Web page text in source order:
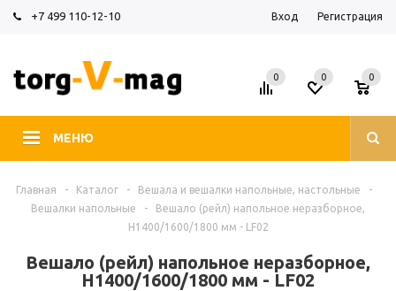
+7 499 110-12-10 Вход Регистрация
МЕНЮ
0 0
0
Главная - Каталог - Вешала и вешалки напольные, настольные
-
Вешалки напольные
-
Вешало (рейл) напольное неразборное,
H1400/1600/1800 мм - LF02
Вешало (рейл) напольное неразборное,
H1400/1600/1800 мм - LF02